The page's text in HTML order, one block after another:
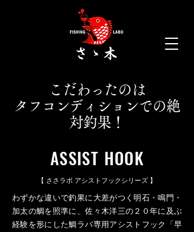
こだわったのは
タフコンディションでの絶
対釣果！
ASSIST HOOK
【 ささラボ アシストフックシリーズ 】
わずかな違いで釣果に大差がつく明石・鳴門・
加太の鯛を照準に、佐々木洋三の２０年に及ぶ
経験を形にした鯛ラバ専用アシストフック「早